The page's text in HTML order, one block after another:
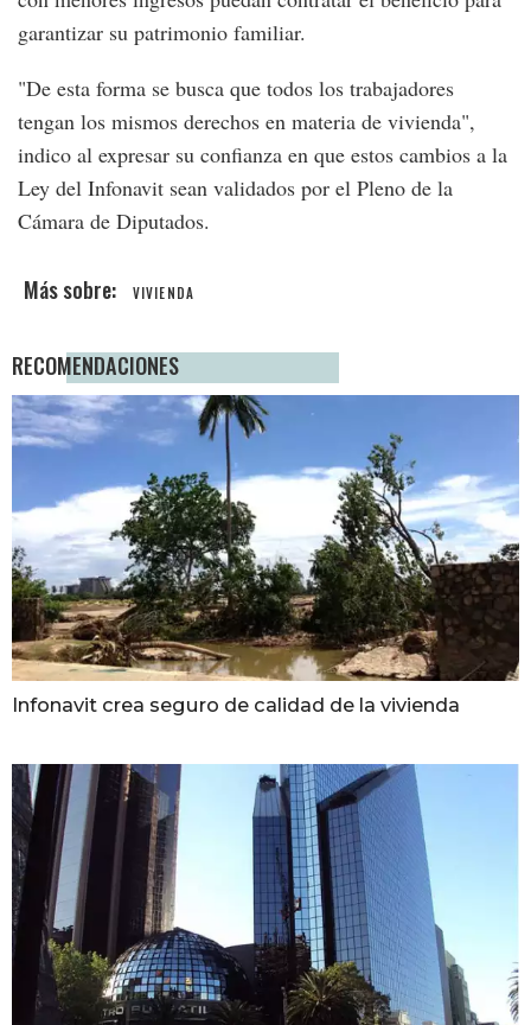
garantizar su patrimonio familiar.
"De esta forma se busca que todos los trabajadores
tengan los mismos derechos en materia de vivienda",
indico al expresar su confianza en que estos cambios a la
Ley del Infonavit sean validados por el Pleno de la
Cámara de Diputados.
VIVIENDA
RECOMENDACIONES
Infonavit crea seguro de calidad de la vivienda